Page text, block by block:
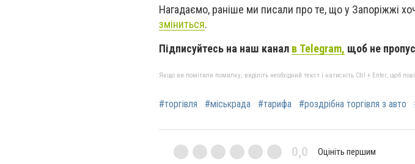
Нагадаємо, раніше ми писали про те, що у Запоріжжі
зміниться.
Підписуйтесь на наш канал в Telegram, щоб не
Якщо ви помітили помилку, виділіть необхідний текст і натисніть Ctrl + Enter, щоб
#торгівля #міськрада #тарифа #роздрібна торгівля з авто
0,0 Оцініть першим